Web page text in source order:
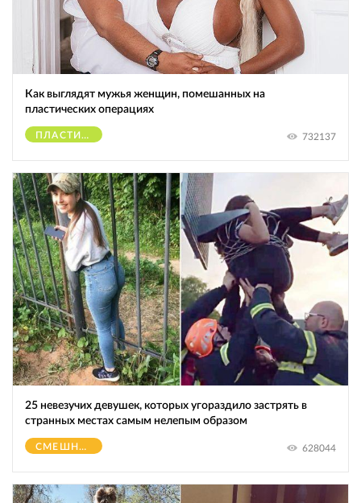
Как выглядят мужья женщин, помешанных на
пластических операциях
ПЛАСТИЧЕСКИЕ ОПЕРАЦИИ 732137
25 невезучих девушек, которых угораздило застрять в
странных местах самым нелепым образом
СМЕШНОЕ 628044